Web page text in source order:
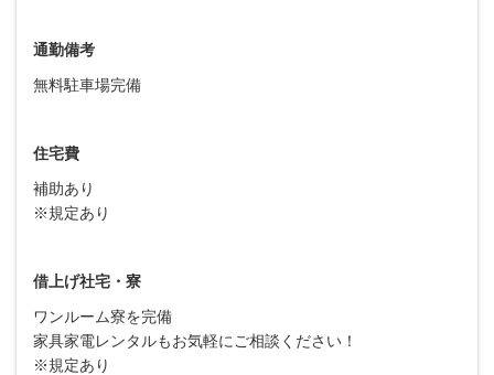
通勤備考
無料駐車場完備
住宅費
補助あり
※規定あり
借上げ社宅・寮
ワンルーム寮を完備
家具家電レンタルもお気軽にご相談ください！
※規定あり